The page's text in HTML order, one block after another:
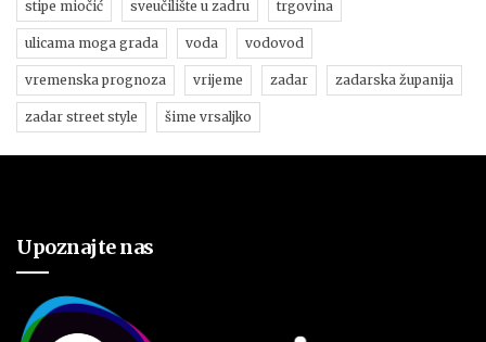
stipe miočić sveučilište u zadru trgovina
ulicama moga grada voda vodovod
vremenska prognoza vrijeme zadar zadarska županija
zadar street style šime vrsaljko
Upoznajte nas